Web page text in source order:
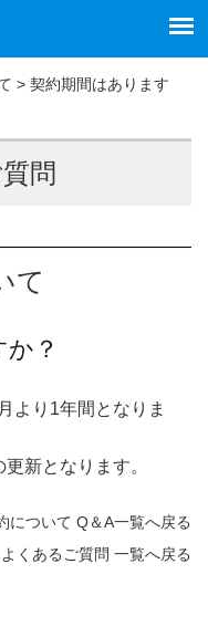
> 契約期間はあります
問
て
？
より1年間となりま
新となります。
について Q＆A一覧へ戻る
くあるご質問 一覧へ戻る